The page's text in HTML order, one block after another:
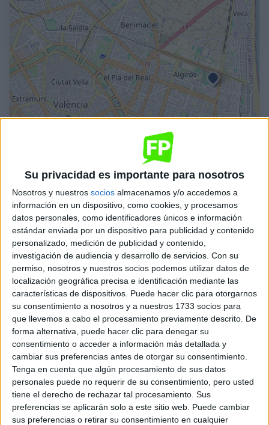
Su privacidad es importante para nosotros
Nosotros y nuestros socios almacenamos y/o accedemos a
información en un dispositivo, como cookies, y procesamos
datos personales, como identificadores únicos e información
estándar enviada por un dispositivo para publicidad y contenido
personalizado, medición de publicidad y contenido,
investigación de audiencia y desarrollo de servicios. Con su
permiso, nosotros y nuestros socios podemos utilizar datos de
localización geográfica precisa e identificación mediante las
características de dispositivos. Puede hacer clic para otorgarnos
su consentimiento a nosotros y a nuestros 1733 socios para
que llevemos a cabo el procesamiento previamente descrito. De
forma alternativa, puede hacer clic para denegar su
consentimiento o acceder a información más detallada y
cambiar sus preferencias antes de otorgar su consentimiento.
Tenga en cuenta que algún procesamiento de sus datos
personales puede no requerir de su consentimiento, pero usted
tiene el derecho de rechazar tal procesamiento. Sus
preferencias se aplicarán solo a este sitio web. Puede cambiar
sus preferencias o retirar su consentimiento en cualquier
Mantenimiento de Instalaciones Térmicas y
de Fluidos
IES El Cabanyal
Valencia Grado Superior Público
MODALIDADPresencial
Quiero saber más→
Mantenimiento de Instalaciones Térmicas y
de Fluidos
CFPE Xabec
Valencia Grado Superior Concertado
MODALIDADPresencial